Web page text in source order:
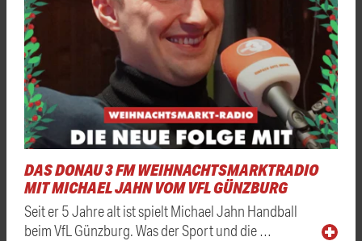
DAS DONAU 3 FM WEIHNACHTSMARKTRADIO
MIT MICHAEL JAHN VOM VFL GÜNZBURG
Seit er 5 Jahre alt ist spielt Michael Jahn Handball
beim VfL Günzburg. Was der Sport und die …